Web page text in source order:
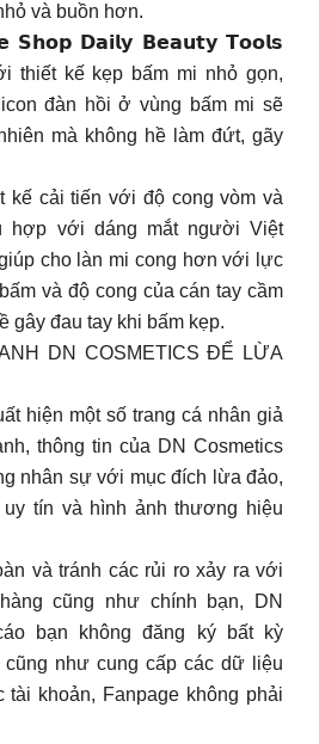
và buồn hơn.
𝗗𝗮𝗶𝗹𝘆 𝗕𝗲𝗮𝘂𝘁𝘆 𝗧𝗼𝗼𝗹𝘀
thiết kế kẹp bấm mi nhỏ gọn,
đàn hồi ở vùng bấm mi sẽ
mà không hề làm đứt, gãy
kế cải tiến với độ cong vòm và
hợp với dáng mắt người Việt
cho làn mi cong hơn với lực
và độ cong của cán tay cầm
gây đau tay khi bấm kẹp.
DN COSMETICS ĐỂ LỪA
hiện một số trang cá nhân giả
thông tin của DN Cosmetics
nhân sự với mục đích lừa đảo,
tín và hình ảnh thương hiệu
và tránh các rủi ro xảy ra với
cũng như chính bạn, DN
bạn không đăng ký bất kỳ
cũng như cung cấp các dữ liệu
tài khoản, Fanpage không phải